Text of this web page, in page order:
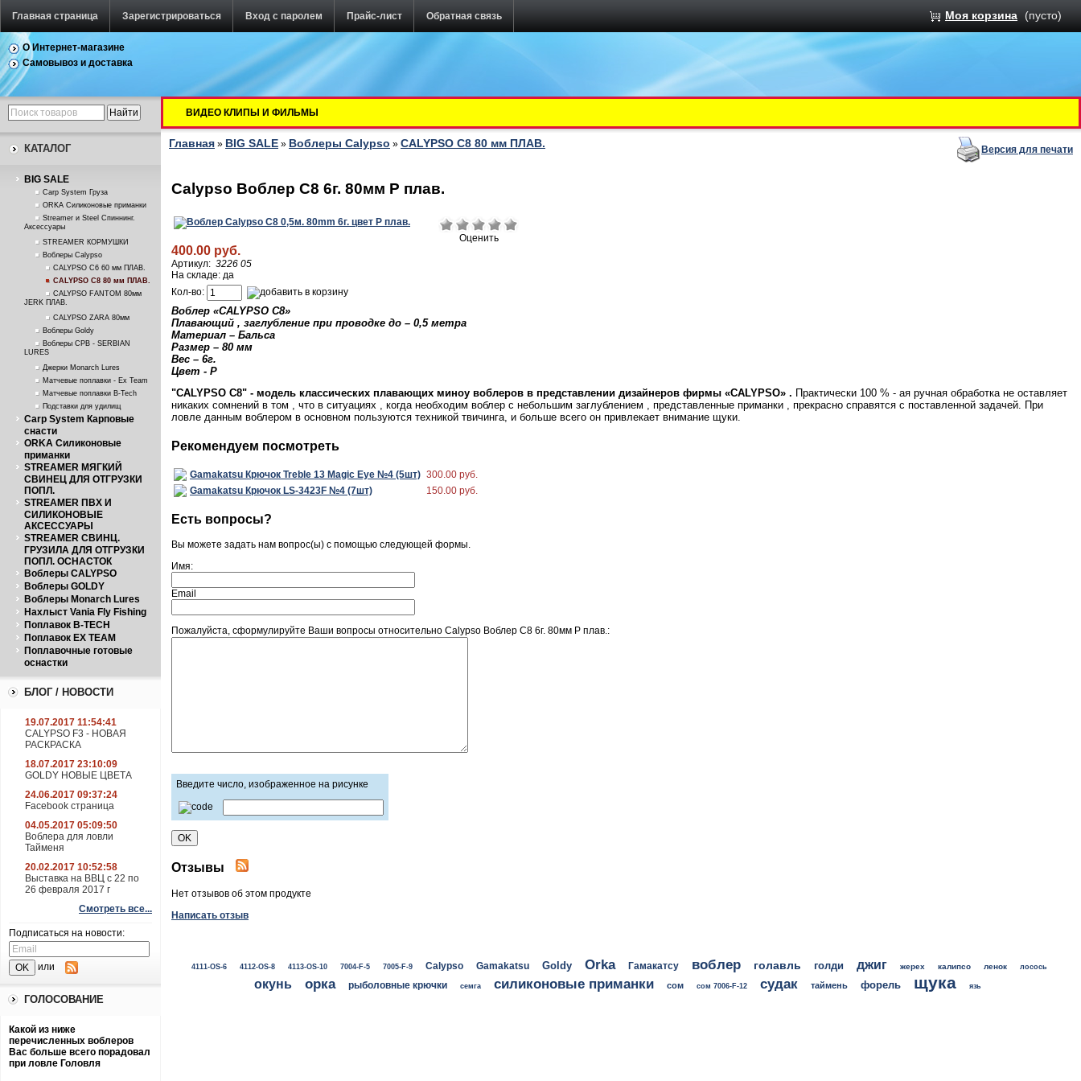
Главная страница Зарегистрироваться Вход с паролем Прайс-лист Обратная связь Моя корзина (пусто)
О Интернет-магазине
Самовывоз и доставка
КАТАЛОГ
BIG SALE
Carp System Груза
ORKA Силиконовые приманки
Streamer и Steel Спиннинг.
Аксессуары
STREAMER КОРМУШКИ
Воблеры Calypso
CALYPSO C6 60 мм ПЛАВ.
CALYPSO C8 80 мм ПЛАВ.
CALYPSO FANTOM 80мм
JERK ПЛАВ.
CALYPSO ZARA 80мм
Воблеры Goldy
Воблеры СРВ - SERBIAN
LURES
Джерки Monarch Lures
Матчевые поплавки - Ex Team
Матчевые поплавки B-Tech
Подставки для удилищ
Carp System Карповые
снасти
ORKA Силиконовые
приманки
STREAMER МЯГКИЙ
СВИНЕЦ ДЛЯ ОТГРУЗКИ
ПОПЛ.
STREAMER ПВХ И
СИЛИКОНОВЫЕ
АКСЕССУАРЫ
STREAMER СВИНЦ.
ГРУЗИЛА ДЛЯ ОТГРУЗКИ
ПОПЛ. ОСНАСТОК
Воблеры CALYPSO
Воблеры GOLDY
Воблеры Monarch Lures
Нахлыст Vania Fly Fishing
Поплавок B-TECH
Поплавок EX TEAM
Поплавочные готовые
оснастки
БЛОГ / НОВОСТИ
19.07.2017 11:54:41
CALYPSO F3 - НОВАЯ
РАСКРАСКА
18.07.2017 23:10:09
GOLDY НОВЫЕ ЦВЕТА
24.06.2017 09:37:24
Facebook страница
04.05.2017 05:09:50
Воблера для ловли
Тайменя
20.02.2017 10:52:58
Выставка на ВВЦ с 22 по
26 февраля 2017 г
Смотреть все...
Подписаться на новости:
или
ГОЛОСОВАНИЕ
Какой из ниже
перечисленных воблеров
Вас больше всего порадовал
при ловле Головля
ВИДЕО КЛИПЫ И ФИЛЬМЫ
Главная » BIG SALE » Воблеры Calypso » CALYPSO C8 80 мм ПЛАВ. Версия для печати
Calypso Воблер C8 6г. 80мм P плав.
Оценить
400.00 руб.
Артикул: 3226 05
На складе: да
Кол-во:
Воблер «CALYPSO C8»
Плавающий , заглубление при проводке до – 0,5 метра
Материал – Бальса
Размер – 80 мм
Вес – 6г.
Цвет - P
"CALYPSO С8" - модель классических плавающих миноу воблеров в представлении дизайнеров фирмы «CALYPSO» . Практически 100 % - ая ручная обработка не оставляет
никаких сомнений в том , что в ситуациях , когда необходим воблер с небольшим заглублением , представленные приманки , прекрасно справятся с поставленной задачей. При
ловле данным воблером в основном пользуются техникой твичинга, и больше всего он привлекает внимание щуки.
Рекомендуем посмотреть
Gamakatsu Крючок Treble 13 Magic Eye №4 (5шт) 300.00 руб.
Gamakatsu Крючок LS-3423F №4 (7шт)
150.00 руб.
Есть вопросы?
Вы можете задать нам вопрос(ы) с помощью следующей формы.
Имя:
Email
Пожалуйста, сформулируйте Ваши вопросы относительно Calypso Воблер C8 6г. 80мм P плав.:
Введите число, изображенное на рисунке
Отзывы
Нет отзывов об этом продукте
Написать отзыв
4111-OS-6 4112-OS-8 4113-OS-10 7004-F-5 7005-F-9 Calypso Gamakatsu Goldy Orka Гамакатсу воблер голавль голди джиг жерех калипсо ленок лосось
окунь орка рыболовные крючки семга силиконовые приманки сом сом 7006-F-12 судак таймень форель щука язь